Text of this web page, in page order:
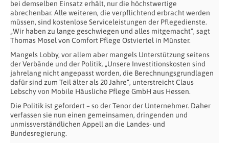
bei demselben Einsatz erhält, nur die höchstwertige
abrechenbar. Alle weiteren, die verpflichtend erbracht werden
müssen, sind kostenlose Serviceleistungen der Pflegedienste.
„Wir haben zu lange geschwiegen und alles mitgemacht“, sagt
Thomas Mosel von Comfort Pflege Ostviertel in Münster.
Mangels Lobby, vor allem aber mangels Unterstützung seitens
der Verbände und der Politik. „Unsere Investitionskosten sind
jahrelang nicht angepasst worden, die Berechnungsgrundlagen
dafür sind zum Teil älter als 20 Jahre“, unterstreicht Claus
Lebschy von Mobile Häusliche Pflege GmbH aus Hessen.
Die Politik ist gefordert – so der Tenor der Unternehmer. Daher
verfassen sie nun einen gemeinsamen, dringenden und
unmissverständlichen Appell an die Landes- und
Bundesregierung.